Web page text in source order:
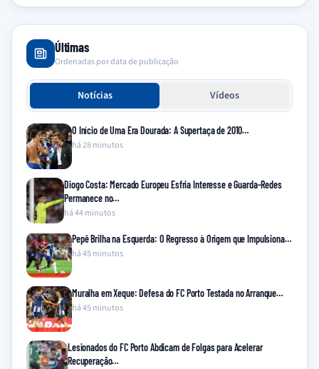
Últimas
Ordenadas por data de publicação
Notícias Vídeos
O Início de Uma Era Dourada: A Supertaça de 2010…
há 28 minutos
Diogo Costa: Mercado Europeu Esfria Interesse e Guarda-Redes
Permanece no…
há 44 minutos
Pepê Brilha na Esquerda: O Regresso à Origem que Impulsiona…
há 45 minutos
Muralha em Xeque: Defesa do FC Porto Testada no Arranque…
há 45 minutos
Lesionados do FC Porto Abdicam de Folgas para Acelerar
Recuperação…